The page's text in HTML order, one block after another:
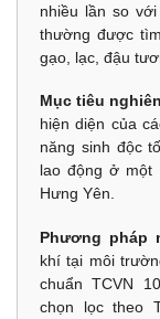
nhiều lần so
thường được
gạo, lạc, đậu
Mục tiêu
hiện diện của
năng sinh độc
lao động ở một
Hưng Yên.
Phương pháp
khí tại môi
chuẩn TCVN
chọn lọc theo